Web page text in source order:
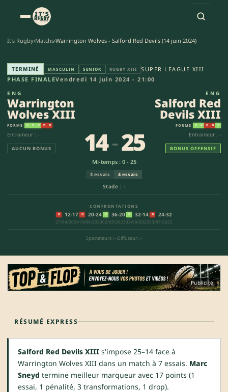
It's Rugby›Matchs›Warrington Wolves - Salford Red Devils (14 juin 2024)
Warrington Wolves XIII -
TERMINÉ MASCULIN SENIOR RUGBY XIII
SUPER LEAGUE XIII
PHASE FINALEVendredi 14 juin 2024 - 21:00
ENG
Warrington
Wolves XIII
FORME V V V D D
Entraineur : -
AUCUN BONUS
Stade : -
14-25
Mi-temps : 0 - 25
3 essais 4 essais
CONFRONTATIONS
D 12-17
27/04/2024
D 20-24
10/09/2023
V 36-20
02/03/2023
V 32-14
03/09/2022
D 24-32
03/07/2022
Spectateurs : - Diffuseur : -
ENG
Salford Red
Devils XIII
FORME V V D D V
Entraineur : -
BONUS OFFENSIF
Publicité
RÉSUMÉ EXPRESS
Salford Red Devils XIII s'impose 25–14 face à
Warrington Wolves XIII dans un match à 7 essais. Marc
Sneyd termine meilleur marqueur avec 17 points (1
essai, 1 pénalité, 3 transformations, 1 drop).